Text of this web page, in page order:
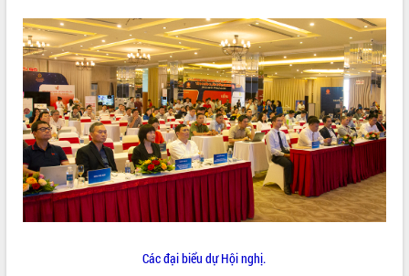
HỆ THỐNG VĂN BẢN
VĂN BẢN HĐND TỈNH
ĐIỂM TIN VĂN BẢN
QUY HOẠCH - KẾ HOẠCH
Các đại biểu dự Hội nghị.